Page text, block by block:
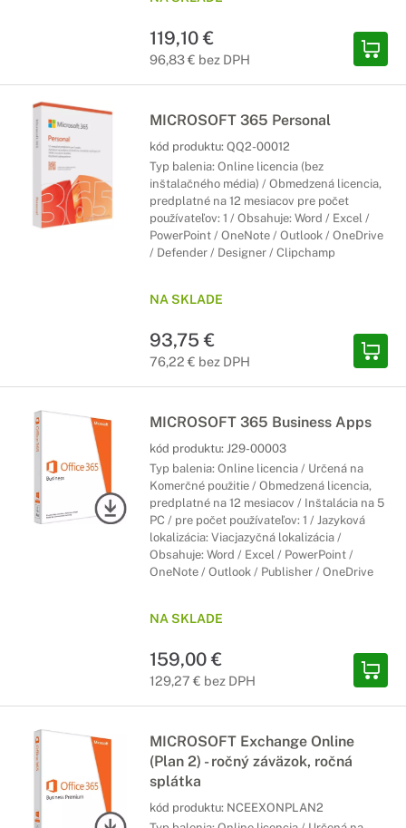
119,10 €
96,83 € bez DPH
MICROSOFT 365 Personal
kód produktu: QQ2-00012
Typ balenia: Online licencia (bez
inštalačného média) / Obmedzená licencia,
predplatné na 12 mesiacov pre počet
používateľov: 1 / Obsahuje: Word / Excel /
PowerPoint / OneNote / Outlook / OneDrive
/ Defender / Designer / Clipchamp
NA SKLADE
93,75 €
76,22 € bez DPH
MICROSOFT 365 Business Apps
kód produktu: J29-00003
Typ balenia: Online licencia / Určená na
Komerčné použitie / Obmedzená licencia,
predplatné na 12 mesiacov / Inštalácia na 5
PC / pre počet používateľov: 1 / Jazyková
lokalizácia: Viacjazyčná lokalizácia /
Obsahuje: Word / Excel / PowerPoint /
OneNote / Outlook / Publisher / OneDrive
NA SKLADE
159,00 €
129,27 € bez DPH
MICROSOFT Exchange Online
(Plan 2) - ročný záväzok, ročná
splátka
kód produktu: NCEEXONPLAN2